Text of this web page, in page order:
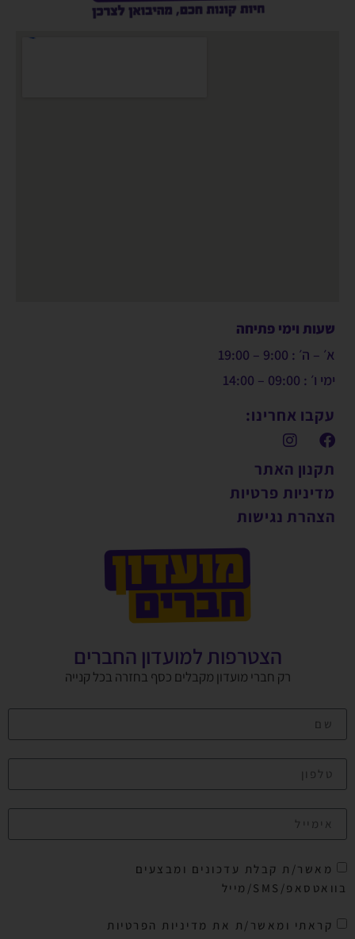
שעות וימי פתיחה
א׳ – ה׳ : 9:00 – 19:00
ימי ו׳ : 09:00 – 14:00
עקבו אחרינו:
תקנון האתר
מדיניות פרטיות
הצהרת נגישות
הצטרפות למועדון החברים
רק חברי מועדון מקבלים כסף בחזרה בכל קנייה
מאשר/ת קבלת עדכונים ומבצעים
בוואטסאפ/SMS/מייל
קראתי ומאשר/ת את מדיניות הפרטיות